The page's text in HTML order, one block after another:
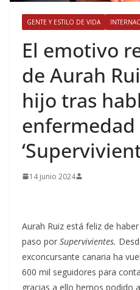
GENTE Y ESTILO DE VIDA
​El emotivo
de Aurah
hijo tras
enfermedad
14 junio 2024
Aurah Ruiz está feliz de
paso por Supervivientes.
exconcursante canaria ha
600 mil seguidores para
gracias a ello hemos podido